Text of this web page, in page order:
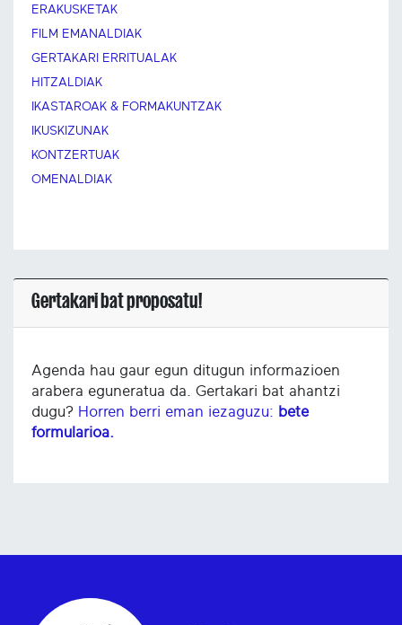
ERAKUSKETAK
FILM EMANALDIAK
GERTAKARI ERRITUALAK
HITZALDIAK
IKASTAROAK & FORMAKUNTZAK
IKUSKIZUNAK
KONTZERTUAK
OMENALDIAK
Gertakari bat proposatu!
Agenda hau gaur egun ditugun informazioen
arabera eguneratua da. Gertakari bat ahantzi
dugu? Horren berri eman iezaguzu: bete
formularioa.